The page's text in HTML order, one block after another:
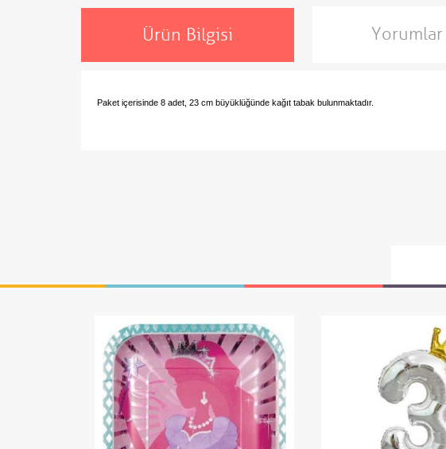
Ürün Bilgisi Yorumlar
Paket içerisinde 8 adet, 23 cm büyüklüğünde kağıt tabak bulunmaktadır.